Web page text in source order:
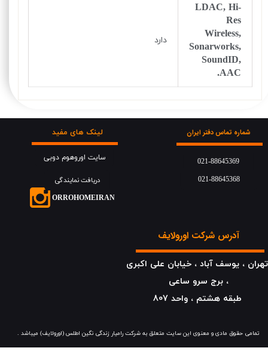
LDAC, Hi-
Res
Wireless,
Sonarworks,
SoundID,
AAC.
دارد
آدرس شرکت اورولایف
تهران ، یوسف آباد ، خیابان علی اکبری
، برج سرو ساعی
​​​​​​​طبقه هشتم ، واحد 807
شماره تماس دفتر ایران
سایت اوروهوم دوبی
021-88645369
021-88645368
​​​تمامی حقوق مادی و معنوی این سایت متعلق به شرکت رامیار زندگی نگین اطلس (اورولایف) میباشد .
دریافت نمایندگی
لینک های مفید
​​​ORROHOMEIRAN